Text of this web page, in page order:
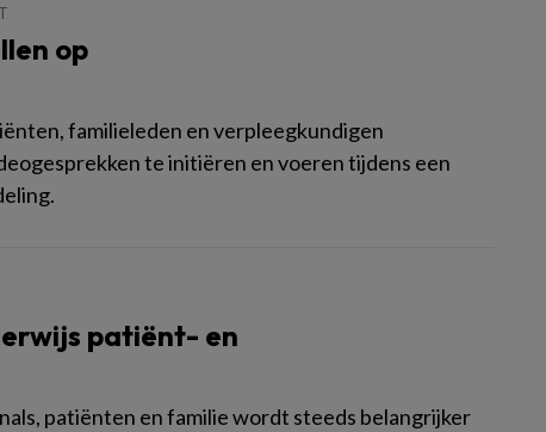
op
familieleden en verpleegkundigen
te initiëren en voeren tijdens een
patiënt- en
patiënten en familie wordt steeds belangrijker